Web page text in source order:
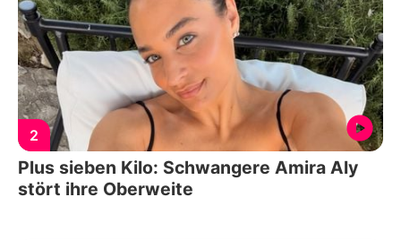
2
Plus sieben Kilo: Schwangere Amira Aly
stört ihre Oberweite